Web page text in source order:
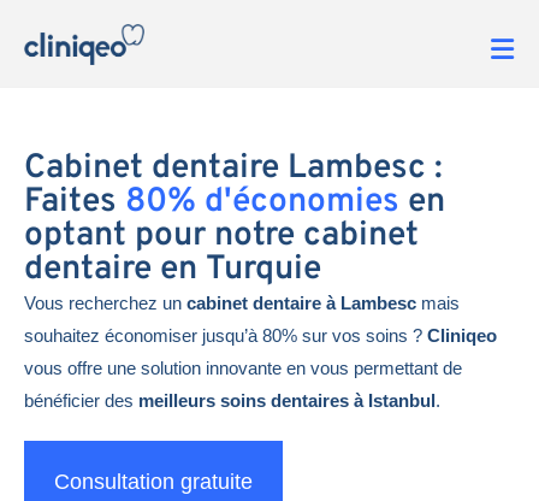
Cabinet dentaire Lambesc :
Faites 80% d'économies en
optant pour notre cabinet
dentaire en Turquie
Vous recherchez un cabinet dentaire à Lambesc mais
souhaitez économiser jusqu’à 80% sur vos soins ? Cliniqeo
vous offre une solution innovante en vous permettant de
bénéficier des meilleurs soins dentaires à Istanbul.
Consultation gratuite